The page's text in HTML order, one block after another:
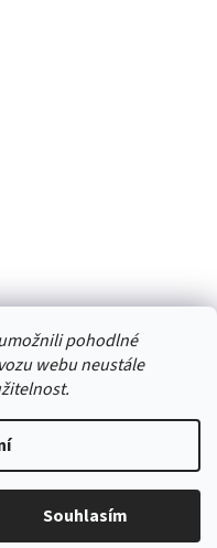
pohodlné
webu neustále
Souhlasím
AXEL. Všechna práva
cookies